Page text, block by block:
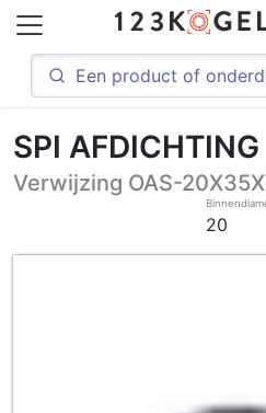
SPI AFDICHTING
Verwijzing OAS-
20